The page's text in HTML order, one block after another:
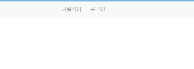
회원가입 로그인